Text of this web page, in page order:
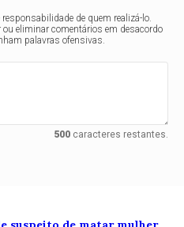
de quem realizá-lo.
ou eliminar comentários em desacordo
palavras ofensivas.
500caracteres restantes.